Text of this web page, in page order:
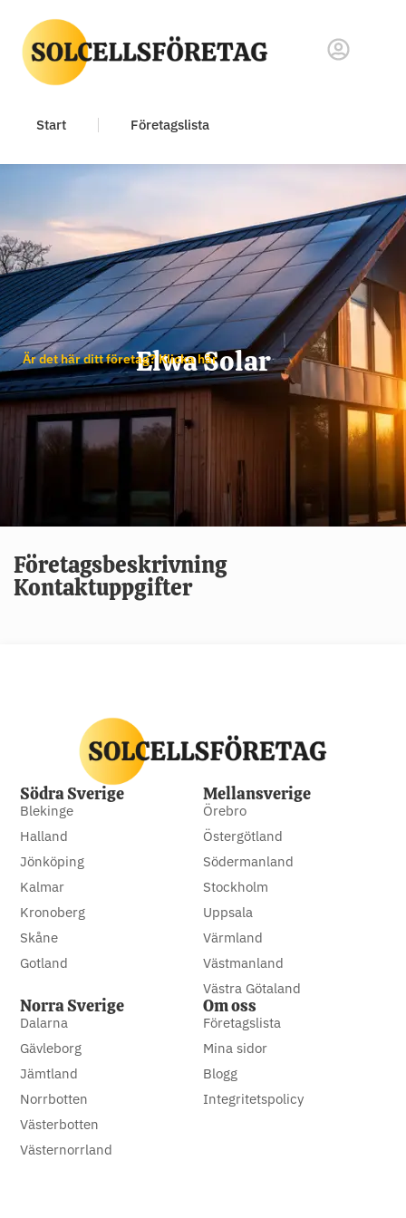
Start Företagslista
Elwa Solar
Är det här ditt företag? Klicka här
Företagsbeskrivning
Kontaktuppgifter
Södra Sverige
Blekinge
Halland
Jönköping
Kalmar
Kronoberg
Skåne
Gotland
Mellansverige
Örebro
Östergötland
Södermanland
Stockholm
Uppsala
Värmland
Västmanland
Västra Götaland
Norra Sverige
Dalarna
Gävleborg
Jämtland
Norrbotten
Västerbotten
Västernorrland
Om oss
Företagslista
Mina sidor
Blogg
Integritetspolicy